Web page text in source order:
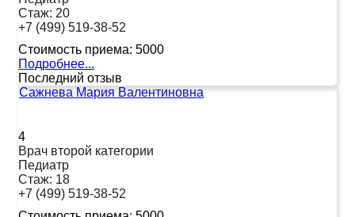
Стаж: 20
+7 (499) 519-38-52
Стоимость приема: 5000
Подробнее...
Последний отзыв
Сажнева Мария Валентиновна
4
Врач второй категории
Педиатр
Стаж: 18
+7 (499) 519-38-52